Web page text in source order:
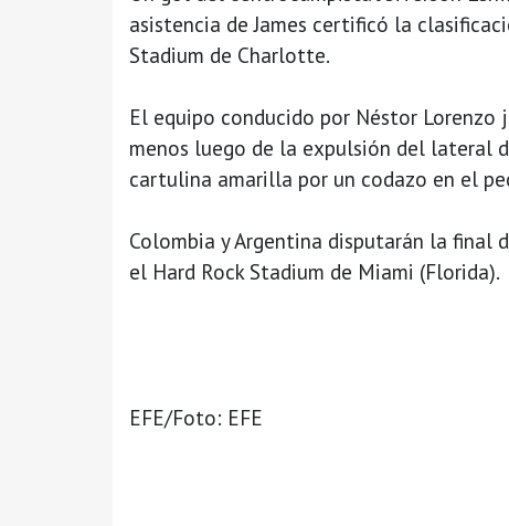
asistencia de James certificó la
Stadium de Charlotte.
El equipo conducido por Néstor
menos luego de la expulsión del lateral
cartulina amarilla por un codazo en el
Colombia y Argentina disputarán la final
el Hard Rock Stadium de Miami (Florida).
EFE/Foto: EFE